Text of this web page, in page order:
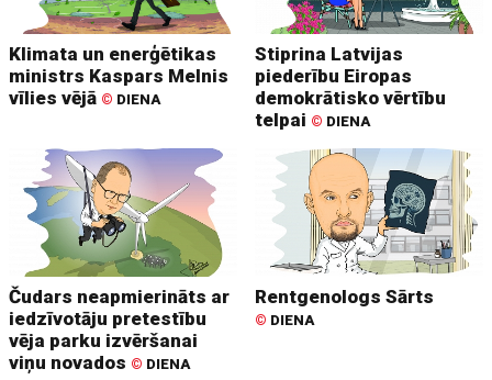
Klimata un enerģētikas
ministrs Kaspars Melnis
vīlies vējā © DIENA
Stiprina Latvijas
piederību Eiropas
demokrātisko vērtību
telpai © DIENA
Čudars neapmierināts ar
iedzīvotāju pretestību
vēja parku izvēršanai
viņu novados © DIENA
Rentgenologs Sārts
© DIENA